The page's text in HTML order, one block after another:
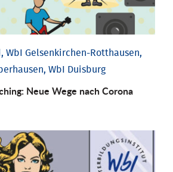
WbI Gelsenkirchen-Rotthausen,
WbI Duisburg
Neue Wege nach Corona